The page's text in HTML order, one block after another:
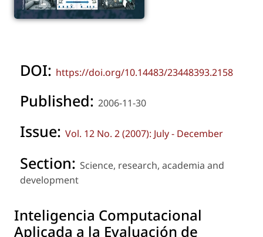
DOI: https://doi.org/10.14483/23448393.2158
Published: 2006-11-30
Issue: Vol. 12 No. 2 (2007): July - December
Section: Science, research, academia and
development
Inteligencia Computacional
Aplicada a la Evaluación de